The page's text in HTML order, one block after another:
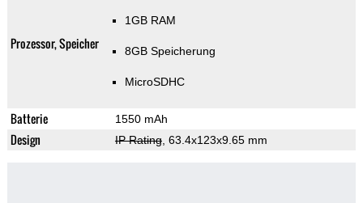
Prozessor, Speicher
1GB RAM
8GB Speicherung
MicroSDHC
Batterie 1550 mAh
Design IP Rating, 63.4x123x9.65 mm